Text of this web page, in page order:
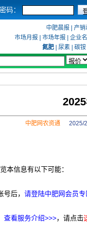
密码：
中肥晨报 产销
市场月报
市场年报 企业
氮肥
尿素 碳铵
中肥网农资通 2025/
本信息有以下可能：
号后， 请登陆中肥网会员专
查看服务介绍>>>，请点击